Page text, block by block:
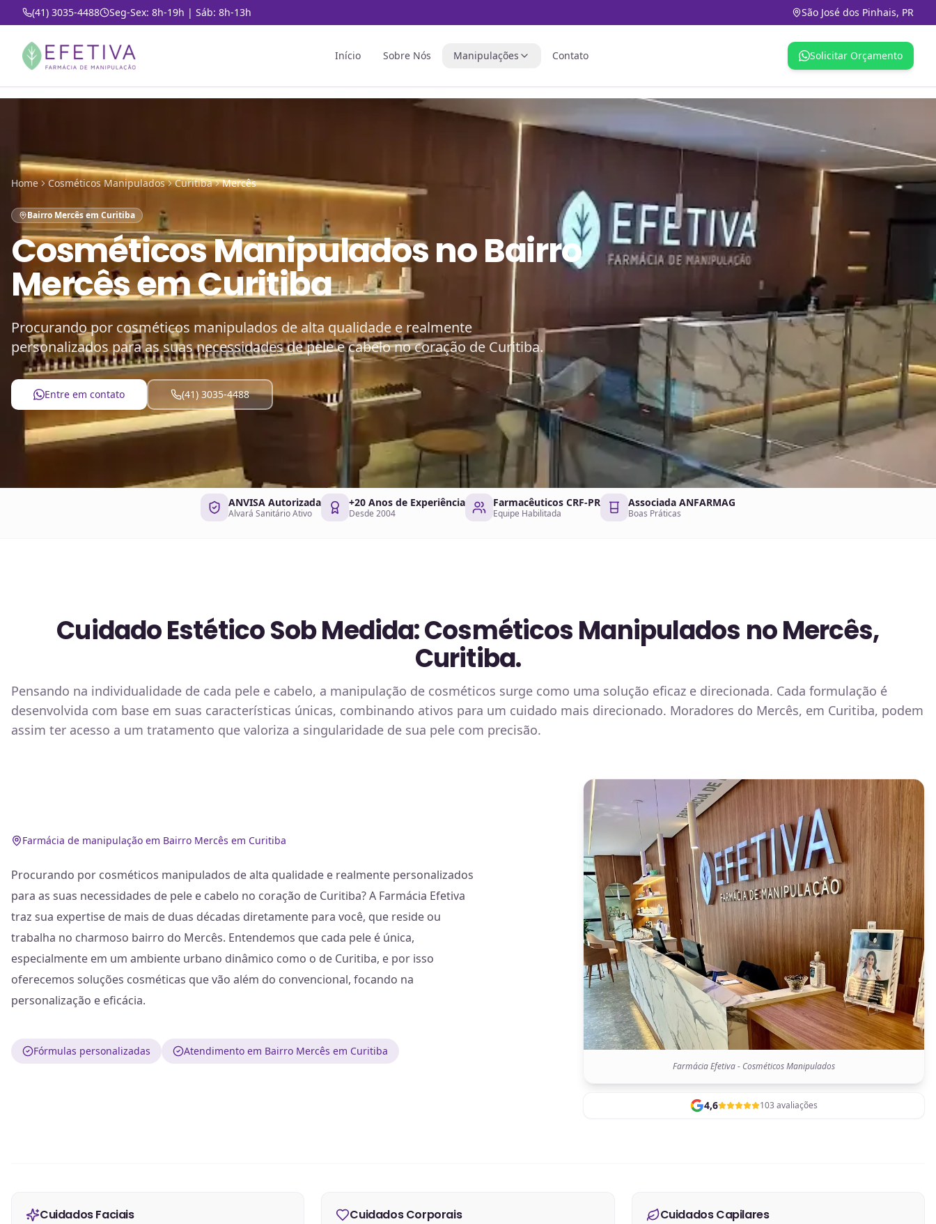
(41) 3035-4488 Seg-Sex: 8h-19h | Sáb: 8h-13h São José dos Pinhais, PR
Início Sobre Nós Manipulações Contato Solicitar Orçamento
Home Cosméticos Manipulados Curitiba Mercês
Bairro Mercês em Curitiba
Cosméticos ManipuladosnoBairro
Mercês em Curitiba
Procurando por cosméticos manipulados de alta qualidade e realmente
personalizados para as suas necessidades de pele e cabelo no coração de Curitiba.
Entre em contato (41) 3035-4488
ANVISA Autorizada
Alvará Sanitário Ativo
+20 Anos de Experiência
Desde 2004
Farmacêuticos CRF-PR
Equipe Habilitada
Associada ANFARMAG
Boas Práticas
Cuidado Estético Sob Medida: Cosméticos Manipulados no Mercês,
Curitiba.
Pensando na individualidade de cada pele e cabelo, a manipulação de cosméticos surge como uma solução eficaz e direcionada. Cada formulação é
desenvolvida com base em suas características únicas, combinando ativos para um cuidado mais direcionado. Moradores do Mercês, em Curitiba, podem
assim ter acesso a um tratamento que valoriza a singularidade de sua pele com precisão.
Farmácia de manipulação em Bairro Mercês em Curitiba
Procurando por cosméticos manipulados de alta qualidade e realmente personalizados
para as suas necessidades de pele e cabelo no coração de Curitiba? A Farmácia Efetiva
traz sua expertise de mais de duas décadas diretamente para você, que reside ou
trabalha no charmoso bairro do Mercês. Entendemos que cada pele é única,
especialmente em um ambiente urbano dinâmico como o de Curitiba, e por isso
oferecemos soluções cosméticas que vão além do convencional, focando na
personalização e eficácia.
Fórmulas personalizadas Atendimento em Bairro Mercês em Curitiba
Farmácia Efetiva - Cosméticos Manipulados
4,6 103 avaliações
Cuidados Faciais Cuidados Corporais Cuidados Capilares